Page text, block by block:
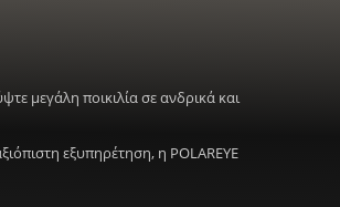
μεγάλη ποικιλία σε ανδρικά και
εξυπηρέτηση, η POLAREYE